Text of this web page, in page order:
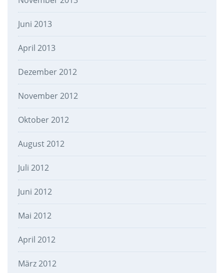
Juni 2013
April 2013
Dezember 2012
November 2012
Oktober 2012
August 2012
Juli 2012
Juni 2012
Mai 2012
April 2012
März 2012